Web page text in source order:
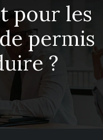
pour les
permis
?